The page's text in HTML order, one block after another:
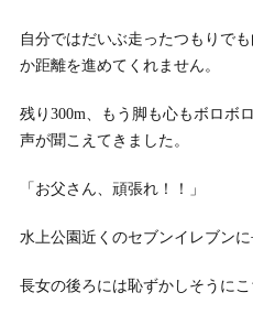
自分ではだいぶ走ったつもりで
か距離を進めてくれません。
残り300m、もう脚も心もボロボ
声が聞こえてきました。
「お父さん、頑張れ！！」
水上公園近くのセブンイレブンに
長女の後ろには恥ずかしそうにこ